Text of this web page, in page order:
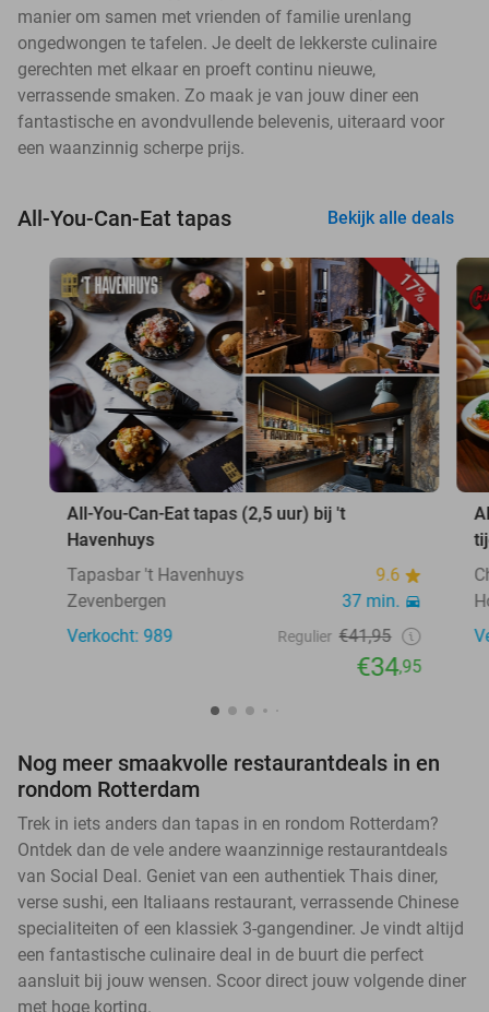
manier om samen met vrienden of familie urenlang
ongedwongen te tafelen. Je deelt de lekkerste culinaire
gerechten met elkaar en proeft continu nieuwe,
verrassende smaken. Zo maak je van jouw diner een
fantastische en avondvullende belevenis, uiteraard voor
een waanzinnig scherpe prijs.
All-You-Can-Eat tapas Bekijk alle deals
17%
All-You-Can-Eat tapas (2,5 uur) bij 't
Havenhuys
Tapasbar 't Havenhuys
9.6
Zevenbergen
37 min.
Verkocht: 989
Regulier €41,95
€34,95
Nog meer smaakvolle restaurantdeals in en
rondom Rotterdam
Trek in iets anders dan tapas in en rondom Rotterdam?
Ontdek dan de vele andere waanzinnige restaurantdeals
van Social Deal. Geniet van een authentiek Thais diner,
verse sushi, een Italiaans restaurant, verrassende Chinese
specialiteiten of een klassiek 3-gangendiner. Je vindt altijd
een fantastische culinaire deal in de buurt die perfect
aansluit bij jouw wensen. Scoor direct jouw volgende diner
met hoge korting.